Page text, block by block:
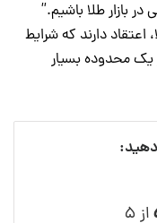
بازار طلا باشیم.”
دارند که شرایط
یک محدوده بسیار
از ۵